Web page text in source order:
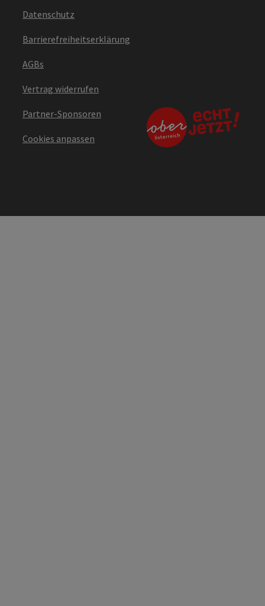
Datenschutz
Barrierefreiheitserklärung
AGBs
Vertrag widerrufen
Partner-Sponsoren
Cookies anpassen